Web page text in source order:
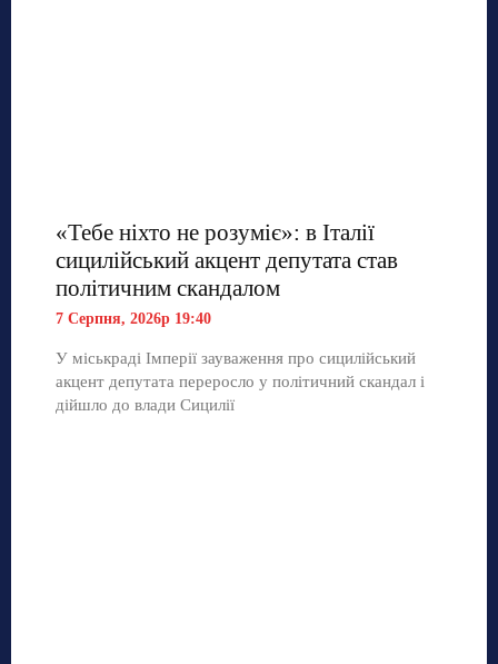
«Тебе ніхто не розуміє»: в Італії
сицилійський акцент депутата став
політичним скандалом
7 Серпня, 2026р 19:40
У міськраді Імперії зауваження про сицилійський
акцент депутата переросло у політичний скандал і
дійшло до влади Сицилії